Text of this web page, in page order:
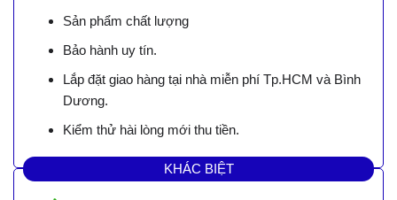
Sản phẩm chất lượng
Bảo hành uy tín.
Lắp đặt giao hàng tại nhà miễn phí Tp.HCM và Bình
Dương.
Kiểm thử hài lòng mới thu tiền.
KHÁC BIỆT